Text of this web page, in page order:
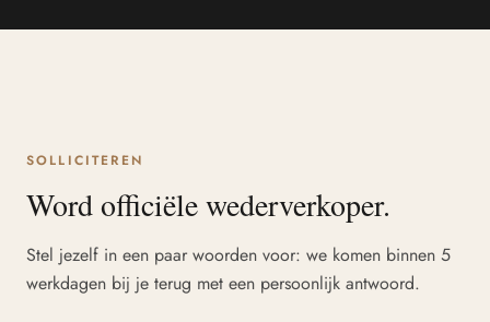
SOLLICITEREN
Word officiële wederverkoper.
Stel jezelf in een paar woorden voor: we komen binnen 5
werkdagen bij je terug met een persoonlijk antwoord.